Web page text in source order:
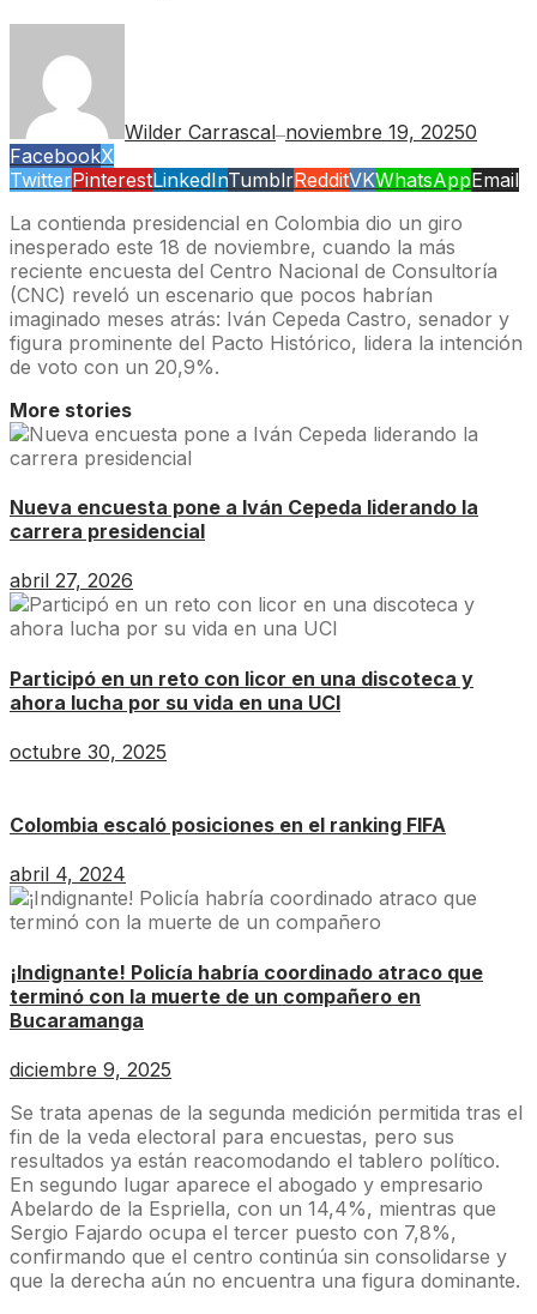
Wilder Carrascal—noviembre 19, 20250
FacebookX
TwitterPinterestLinkedInTumblrRedditVKWhatsAppEmail
La contienda presidencial en Colombia dio un giro
inesperado este 18 de noviembre, cuando la más
reciente encuesta del Centro Nacional de Consultoría
(CNC) reveló un escenario que pocos habrían
imaginado meses atrás: Iván Cepeda Castro, senador y
figura prominente del Pacto Histórico, lidera la intención
de voto con un 20,9%.
More stories
Nueva encuesta pone a Iván Cepeda liderando la
carrera presidencial
abril 27, 2026
Participó en un reto con licor en una discoteca y
ahora lucha por su vida en una UCI
octubre 30, 2025
Colombia escaló posiciones en el ranking FIFA
abril 4, 2024
¡Indignante! Policía habría coordinado atraco que
terminó con la muerte de un compañero en
Bucaramanga
diciembre 9, 2025
Se trata apenas de la segunda medición permitida tras el
fin de la veda electoral para encuestas, pero sus
resultados ya están reacomodando el tablero político.
En segundo lugar aparece el abogado y empresario
Abelardo de la Espriella, con un 14,4%, mientras que
Sergio Fajardo ocupa el tercer puesto con 7,8%,
confirmando que el centro continúa sin consolidarse y
que la derecha aún no encuentra una figura dominante.